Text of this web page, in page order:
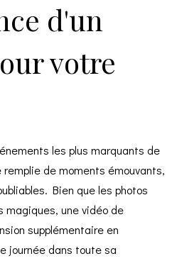
d'un
votre
les plus marquants de
de moments émouvants,
Bien que les photos
une vidéo de
supplémentaire en
journée dans toute sa